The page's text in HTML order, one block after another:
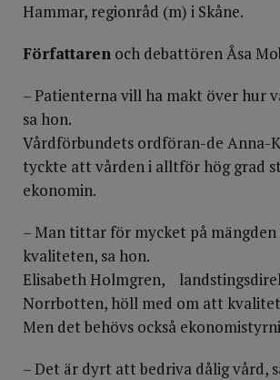
Hammar, regionråd (m) i Skåne.
Författaren och debattören Åsa
– Patienterna vill ha makt över hur
sa hon.
Vårdförbundets ordföran­-de Anna-
tyckte att vården i alltför hög grad
ekonomin.
– Man tittar för mycket på
kvaliteten, sa hon.
Elisabeth Holmgren,
Norrbotten, höll med om att
Men det behövs också
– Det är dyrt att bedriva dålig vård,